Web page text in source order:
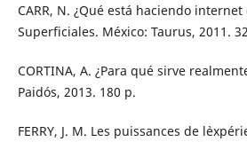
CARR, N. ¿Qué está haciendo
Superficiales. México: Taurus, 2011.
CORTINA, A. ¿Para qué sirve
Paidós, 2013. 180 p.
FERRY, J. M. Les puissances de